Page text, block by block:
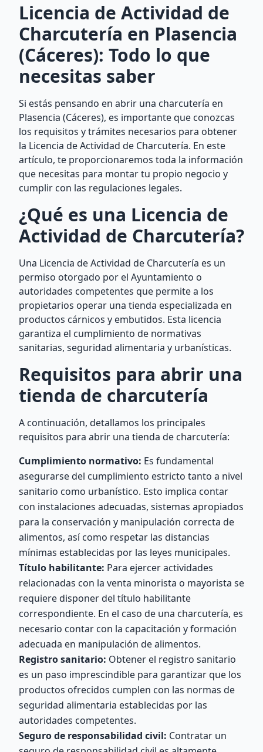
Licencia de Actividad de
Charcutería en Plasencia
(Cáceres): Todo lo que
necesitas saber
Si estás pensando en abrir una charcutería en
Plasencia (Cáceres), es importante que conozcas
los requisitos y trámites necesarios para obtener
la Licencia de Actividad de Charcutería. En este
artículo, te proporcionaremos toda la información
que necesitas para montar tu propio negocio y
cumplir con las regulaciones legales.
¿Qué es una Licencia de
Actividad de Charcutería?
Una Licencia de Actividad de Charcutería es un
permiso otorgado por el Ayuntamiento o
autoridades competentes que permite a los
propietarios operar una tienda especializada en
productos cárnicos y embutidos. Esta licencia
garantiza el cumplimiento de normativas
sanitarias, seguridad alimentaria y urbanísticas.
Requisitos para abrir una
tienda de charcutería
A continuación, detallamos los principales
requisitos para abrir una tienda de charcutería:
Cumplimiento normativo: Es fundamental
asegurarse del cumplimiento estricto tanto a nivel
sanitario como urbanístico. Esto implica contar
con instalaciones adecuadas, sistemas apropiados
para la conservación y manipulación correcta de
alimentos, así como respetar las distancias
mínimas establecidas por las leyes municipales.
Título habilitante: Para ejercer actividades
relacionadas con la venta minorista o mayorista se
requiere disponer del título habilitante
correspondiente. En el caso de una charcutería, es
necesario contar con la capacitación y formación
adecuada en manipulación de alimentos.
Registro sanitario: Obtener el registro sanitario
es un paso imprescindible para garantizar que los
productos ofrecidos cumplen con las normas de
seguridad alimentaria establecidas por las
autoridades competentes.
Seguro de responsabilidad civil: Contratar un